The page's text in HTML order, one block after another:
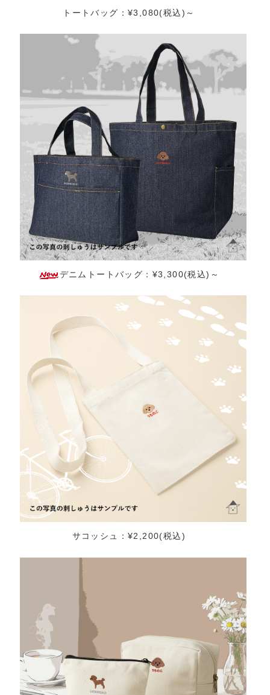
トートバッグ：¥3,080(税込)～
デニムトートバッグ：¥3,300(税込)～
サコッシュ：¥2,200(税込)